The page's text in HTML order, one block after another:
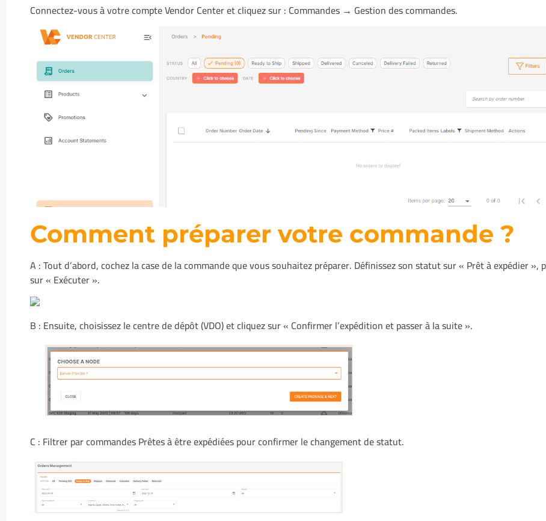
Connectez-vous à votre compte Vendor Center et cliquez sur : Commandes → Gestion des commandes.
Comment préparer votre commande ?
A : Tout d’abord, cochez la case de la commande que vous souhaitez préparer. Définissez son statut sur « Prêt à expédier »,
sur « Exécuter ».
B : Ensuite, choisissez le centre de dépôt (VDO) et cliquez sur « Confirmer l’expédition et passer à la suite ».
C : Filtrer par commandes Prêtes à être expédiées pour confirmer le changement de statut.